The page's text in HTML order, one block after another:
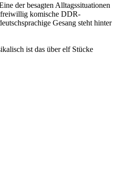
der besagten Alltagssituationen
komische DDR-
Gesang steht hinter
ist das über elf Stücke